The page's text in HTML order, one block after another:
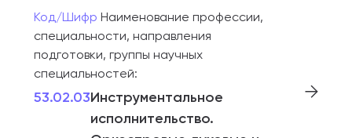
Код/Шифр Наименование профессии,
специальности, направления
подготовки, группы научных
специальностей:
53.02.03Инструментальное
исполнительство.